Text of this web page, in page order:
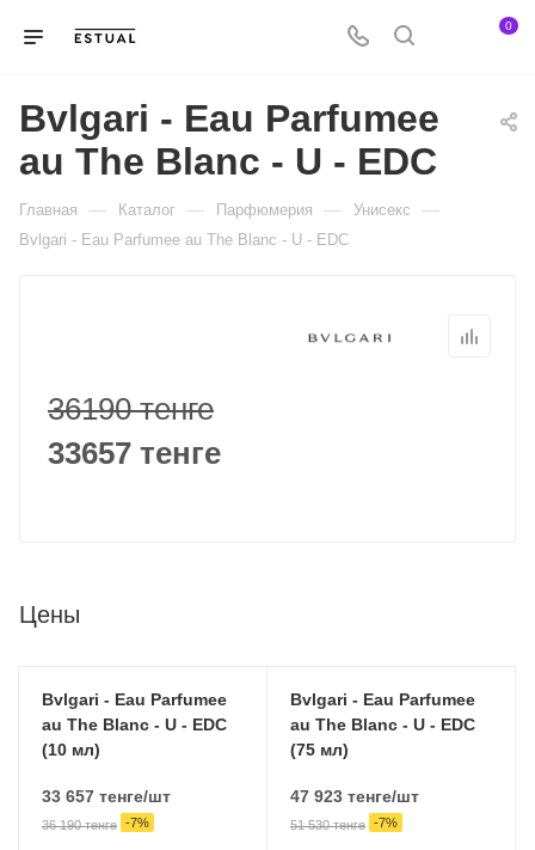
0
Bvlgari - Eau Parfumee
au The Blanc - U - EDC
Главная — Каталог — Парфюмерия — Унисекс —
Bvlgari - Eau Parfumee au The Blanc - U - EDC
36190 тенге
33657 тенге
Цены
Bvlgari - Eau Parfumee
au The Blanc - U - EDC
(10 мл)
33 657 тенге/шт
36 190тенге -7%
Bvlgari - Eau Parfumee
au The Blanc - U - EDC
(75 мл)
47 923 тенге/шт
51 530тенге -7%